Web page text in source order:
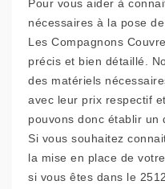
Pour vous aider à
nécessaires à la pose
Les Compagnons
précis et bien détaillé.
des matériels
avec leur prix respectif
pouvons donc établir un
Si vous souhaitez
la mise en place de
si vous êtes dans le